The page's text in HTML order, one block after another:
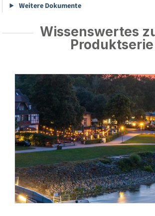
Weitere Dokumente
Wissenswertes
Produktserie